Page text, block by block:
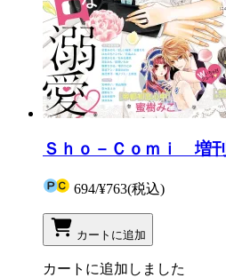
Ｓｈｏ－Ｃｏｍｉ 増刊
694/¥763(税込)
カートに追加
カートに追加しました